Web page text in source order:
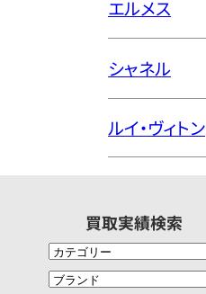
エルメス
シャネル
ルイ・ヴィトン
買取実績検索